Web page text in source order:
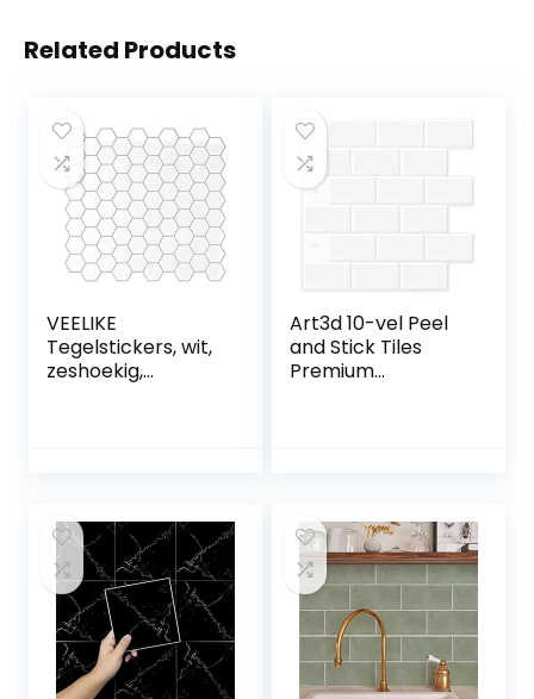
Related Products
VEELIKE
Tegelstickers, wit,
zeshoekig,
badkamer,
waterdicht, 3D-
wandtegels,
plakfolie,
tegellook, 30,5 cm
x 30,5 cm,
Art3d 10-vel Peel
and Stick Tiles
Premium
Wandpaneel
Glazen Ontwerp,
30 x 30 cm, Wit